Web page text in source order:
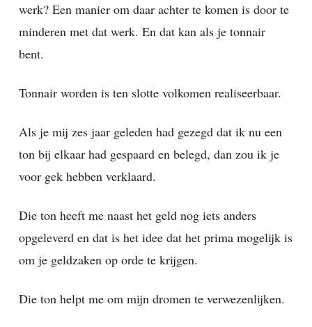
werk? Een manier om daar achter te komen is door te
minderen met dat werk. En dat kan als je tonnair
bent.
Tonnair worden is ten slotte volkomen realiseerbaar.
Als je mij zes jaar geleden had gezegd dat ik nu een
ton bij elkaar had gespaard en belegd, dan zou ik je
voor gek hebben verklaard.
Die ton heeft me naast het geld nog iets anders
opgeleverd en dat is het idee dat het prima mogelijk is
om je geldzaken op orde te krijgen.
Die ton helpt me om mijn dromen te verwezenlijken.